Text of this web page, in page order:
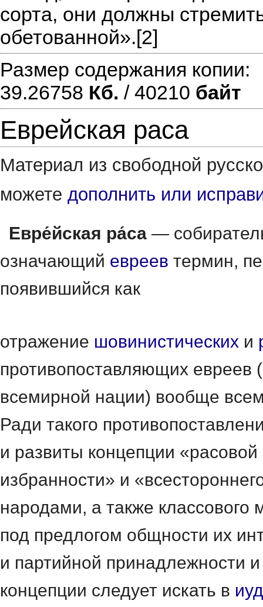
сорта, они должны
обетованной».[2]
Размер содержания
39.26758 Кб. / 40210 байт
Еврейская раса
Материал из свободной
можете дополнить или
Евре́йская ра́са —
означающий евреев термин,
появившийся как
отражение шовинистических и
противопоставляющих евреев
всемирной нации) вообще
Ради такого
и развиты концепции
избранности» и
народами, а также классового
под предлогом общности их
и партийной принадлежности
концепции следует искать в